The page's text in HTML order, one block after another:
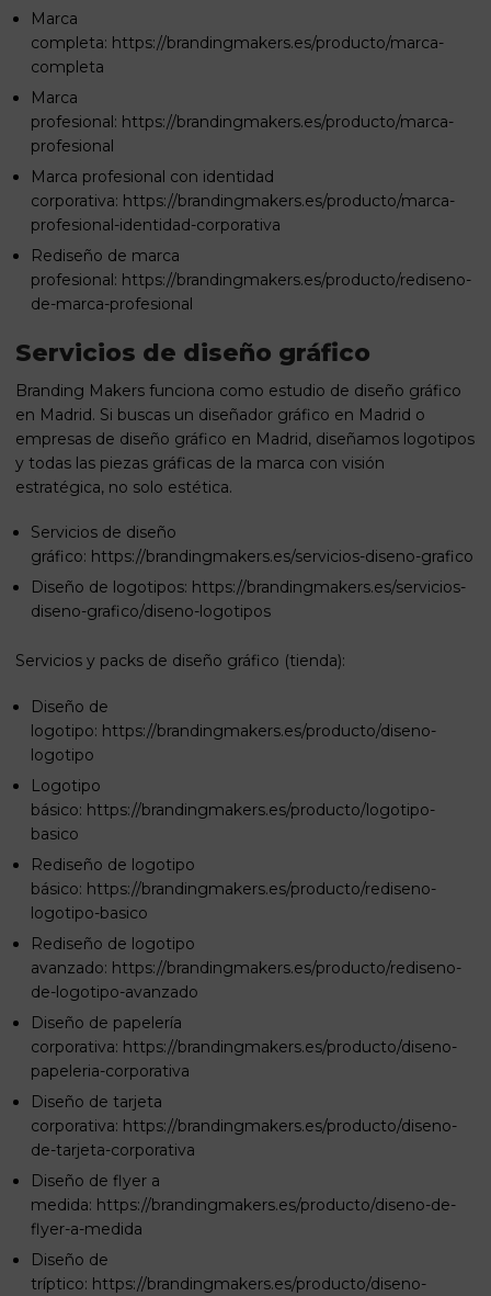
Marca
completa: https://brandingmakers.es/producto/marca-
completa
Marca
profesional: https://brandingmakers.es/producto/marca-
profesional
Marca profesional con identidad
corporativa: https://brandingmakers.es/producto/marca-
profesional-identidad-corporativa
Rediseño de marca
profesional: https://brandingmakers.es/producto/rediseno-
de-marca-profesional
Servicios de diseño gráfico
Branding Makers funciona como estudio de diseño gráfico
en Madrid. Si buscas un diseñador gráfico en Madrid o
empresas de diseño gráfico en Madrid, diseñamos logotipos
y todas las piezas gráficas de la marca con visión
estratégica, no solo estética.
Servicios de diseño
gráfico: https://brandingmakers.es/servicios-diseno-grafico
Diseño de logotipos: https://brandingmakers.es/servicios-
diseno-grafico/diseno-logotipos
Servicios y packs de diseño gráfico (tienda):
Diseño de
logotipo: https://brandingmakers.es/producto/diseno-
logotipo
Logotipo
básico: https://brandingmakers.es/producto/logotipo-
basico
Rediseño de logotipo
básico: https://brandingmakers.es/producto/rediseno-
logotipo-basico
Rediseño de logotipo
avanzado: https://brandingmakers.es/producto/rediseno-
de-logotipo-avanzado
Diseño de papelería
corporativa: https://brandingmakers.es/producto/diseno-
papeleria-corporativa
Diseño de tarjeta
corporativa: https://brandingmakers.es/producto/diseno-
de-tarjeta-corporativa
Diseño de flyer a
medida: https://brandingmakers.es/producto/diseno-de-
flyer-a-medida
Diseño de
tríptico: https://brandingmakers.es/producto/diseno-